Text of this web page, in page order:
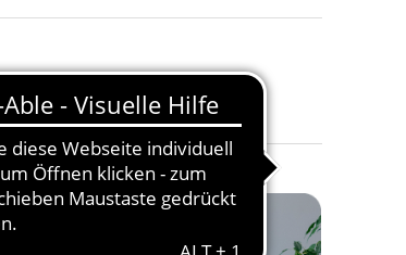
Modifizierter Artikel: Nein